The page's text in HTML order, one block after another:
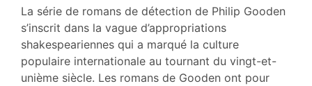
Texte
Bibliographie
Notes
Citer cet article
Auteur
La série de romans de détection de Philip Gooden
s’inscrit dans la vague d’appropriations
shakespeariennes qui a marqué la culture
populaire internationale au tournant du vingt-et-
unième siècle. Les romans de Gooden ont pour